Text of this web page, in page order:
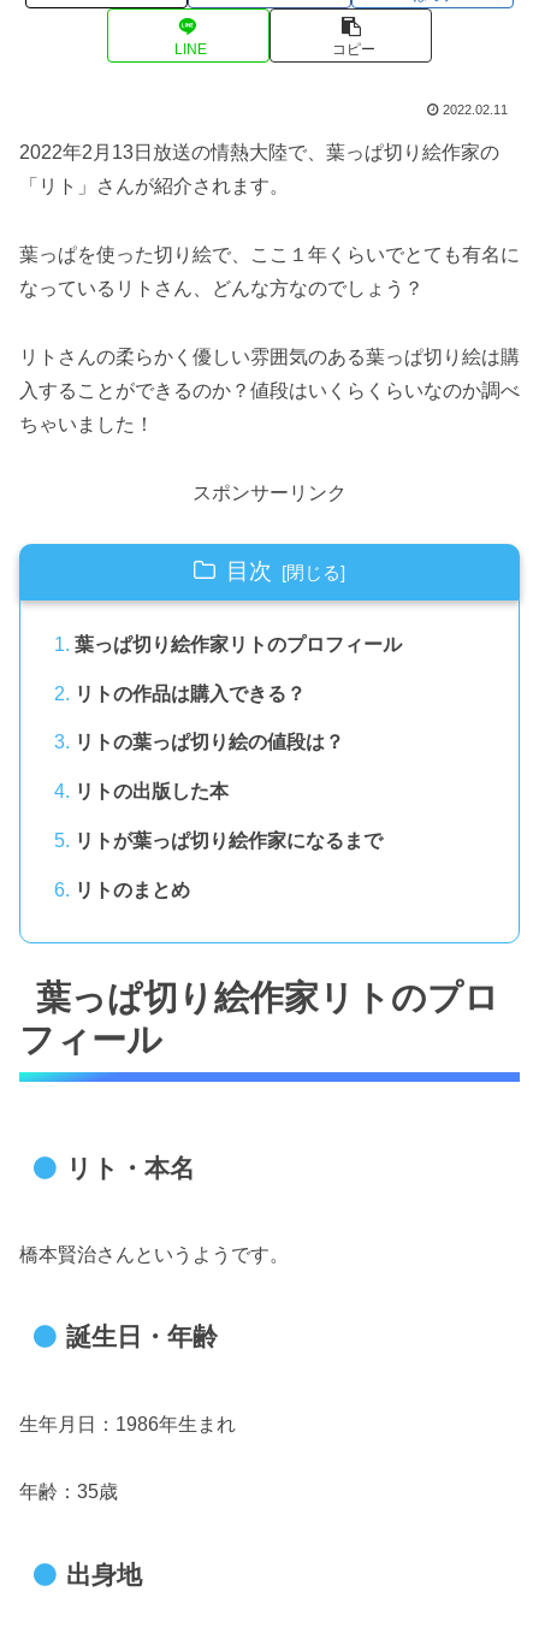
LINE コピー
2022.02.11
2022年2月13日放送の情熱大陸で、葉っぱ切り絵作家の
「リト」さんが紹介されます。
葉っぱを使った切り絵で、ここ１年くらいでとても有名に
なっているリトさん、どんな方なのでしょう？
リトさんの柔らかく優しい雰囲気のある葉っぱ切り絵は購
入することができるのか？値段はいくらくらいなのか調べ
ちゃいました！
スポンサーリンク
目次
葉っぱ切り絵作家リトのプロフィール
リトの作品は購入できる？
リトの葉っぱ切り絵の値段は？
リトの出版した本
リトが葉っぱ切り絵作家になるまで
リトのまとめ
葉っぱ切り絵作家リトのプロ
フィール
リト・本名
橋本賢治さんというようです。
誕生日・年齢
生年月日：1986年生まれ
年齢：35歳
出身地